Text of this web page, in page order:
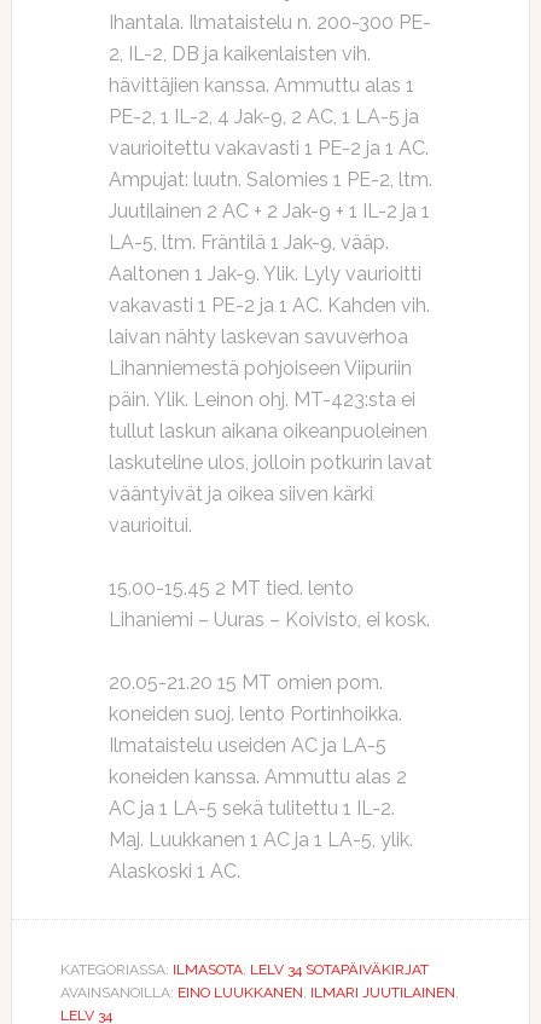
Ihantala. Ilmataistelu n. 200-300 PE-
2, IL-2, DB ja kaikenlaisten vih.
hävittäjien kanssa. Ammuttu alas 1
PE-2, 1 IL-2, 4 Jak-9, 2 AC, 1 LA-5 ja
vaurioitettu vakavasti 1 PE-2 ja 1 AC.
Ampujat: luutn. Salomies 1 PE-2, ltm.
Juutilainen 2 AC + 2 Jak-9 + 1 IL-2 ja 1
LA-5, ltm. Fräntilä 1 Jak-9, vääp.
Aaltonen 1 Jak-9. Ylik. Lyly vaurioitti
vakavasti 1 PE-2 ja 1 AC. Kahden vih.
laivan nähty laskevan savuverhoa
Lihanniemestä pohjoiseen Viipuriin
päin. Ylik. Leinon ohj. MT-423:sta ei
tullut laskun aikana oikeanpuoleinen
laskuteline ulos, jolloin potkurin lavat
vääntyivät ja oikea siiven kärki
vaurioitui.
15.00-15.45 2 MT tied. lento
Lihaniemi – Uuras – Koivisto, ei kosk.
20.05-21.20 15 MT omien pom.
koneiden suoj. lento Portinhoikka.
Ilmataistelu useiden AC ja LA-5
koneiden kanssa. Ammuttu alas 2
AC ja 1 LA-5 sekä tulitettu 1 IL-2.
Maj. Luukkanen 1 AC ja 1 LA-5, ylik.
Alaskoski 1 AC.
KATEGORIASSA: ILMASOTA, LELV 34 SOTAPÄIVÄKIRJAT
AVAINSANOILLA: EINO LUUKKANEN, ILMARI JUUTILAINEN,
LELV 34